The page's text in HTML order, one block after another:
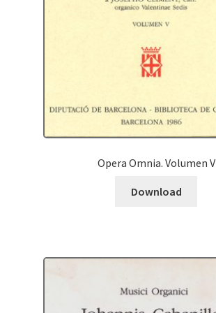
Opera Omnia. Volumen V
Download